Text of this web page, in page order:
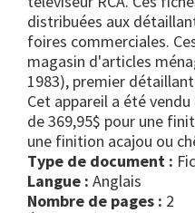
distribuées aux
foires commerciales.
magasin d'articles
1983), premier
Cet appareil a été
de 369,95$ pour une
une finition acajou ou
Type de document :
Langue : Anglais
Nombre de pages : 2